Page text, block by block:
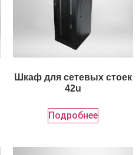
Шкаф для сетевых стоек
42u
Подробнее